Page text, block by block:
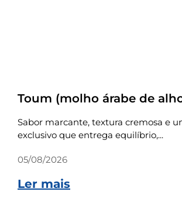
Toum (molho árabe de
Sabor marcante, textura cremosa e
exclusivo que entrega equilíbrio,...
05/08/2026
Ler mais